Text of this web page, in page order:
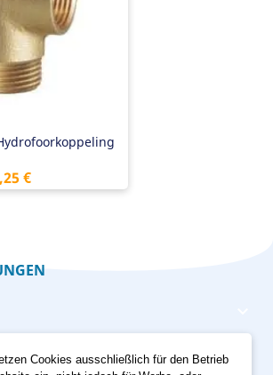
€
Cookies ausschließlich für den Betrieb